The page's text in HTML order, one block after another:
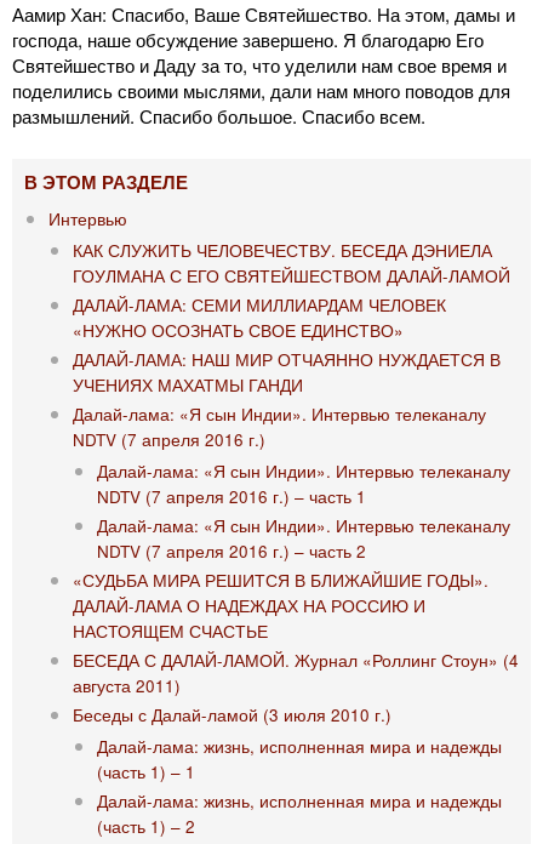
Аамир Хан: Спасибо, Ваше Святейшество. На этом, дамы и
господа, наше обсуждение завершено. Я благодарю Его
Святейшество и Даду за то, что уделили нам свое время и
поделились своими мыслями, дали нам много поводов для
размышлений. Спасибо большое. Спасибо всем.
В ЭТОМ РАЗДЕЛЕ
Интервью
КАК СЛУЖИТЬ ЧЕЛОВЕЧЕСТВУ. БЕСЕДА ДЭНИЕЛА
ГОУЛМАНА С ЕГО СВЯТЕЙШЕСТВОМ ДАЛАЙ-ЛАМОЙ
ДАЛАЙ-ЛАМА: СЕМИ МИЛЛИАРДАМ ЧЕЛОВЕК
«НУЖНО ОСОЗНАТЬ СВОЕ ЕДИНСТВО»
ДАЛАЙ-ЛАМА: НАШ МИР ОТЧАЯННО НУЖДАЕТСЯ В
УЧЕНИЯХ МАХАТМЫ ГАНДИ
Далай-лама: «Я сын Индии». Интервью телеканалу
NDTV (7 апреля 2016 г.)
Далай-лама: «Я сын Индии». Интервью телеканалу
NDTV (7 апреля 2016 г.) – часть 1
Далай-лама: «Я сын Индии». Интервью телеканалу
NDTV (7 апреля 2016 г.) – часть 2
«СУДЬБА МИРА РЕШИТСЯ В БЛИЖАЙШИЕ ГОДЫ».
ДАЛАЙ-ЛАМА О НАДЕЖДАХ НА РОССИЮ И
НАСТОЯЩЕМ СЧАСТЬЕ
БЕСЕДА С ДАЛАЙ-ЛАМОЙ. Журнал «Роллинг Стоун» (4
августа 2011)
Беседы с Далай-ламой (3 июля 2010 г.)
Далай-лама: жизнь, исполненная мира и надежды
(часть 1) – 1
Далай-лама: жизнь, исполненная мира и надежды
(часть 1) – 2